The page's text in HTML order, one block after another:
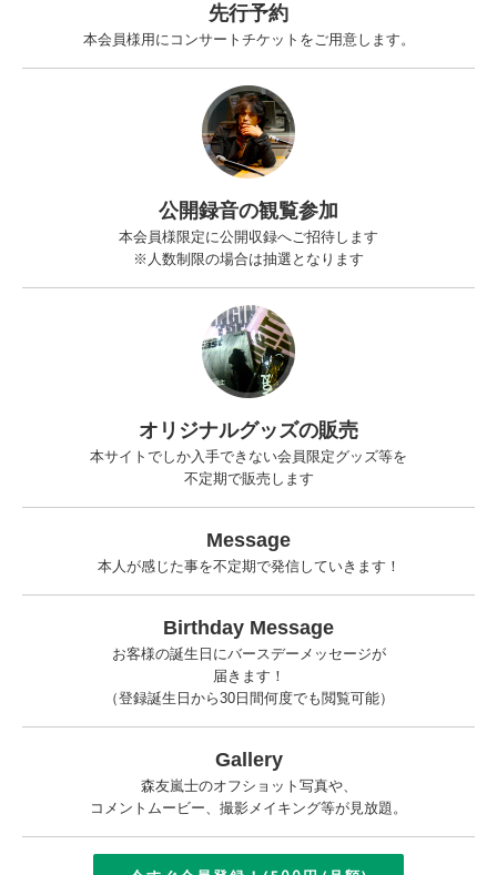
先行予約
本会員様用にコンサートチケットをご用意します。
公開録音の観覧参加
本会員様限定に公開収録へご招待します
※人数制限の場合は抽選となります
オリジナルグッズの販売
本サイトでしか入手できない会員限定グッズ等を
不定期で販売します
Message
本人が感じた事を不定期で発信していきます！
Birthday Message
お客様の誕生日にバースデーメッセージが
届きます！
（登録誕生日から30日間何度でも閲覧可能）
Gallery
森友嵐士のオフショット写真や、
コメントムービー、撮影メイキング等が見放題。